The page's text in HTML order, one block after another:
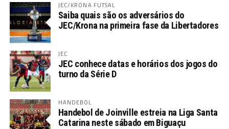
JEC/KRONA FUTSAL
Saiba quais são os adversários do
JEC/Krona na primeira fase da Libertadores
JEC
JEC conhece datas e horários dos jogos do
turno da Série D
HANDEBOL
Handebol de Joinville estreia na Liga Santa
Catarina neste sábado em Biguaçu